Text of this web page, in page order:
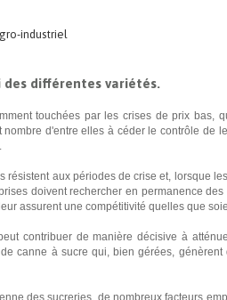
industriel
différentes variétés.
touchées par les crises de prix bas,
d'entre elles à céder le contrôle de
aux périodes de crise et, lorsque
doivent rechercher en permanence
assurent une compétitivité quelles que
contribuer de manière décisive à
canne à sucre qui, bien gérées,
des sucreries, de nombreux facteurs